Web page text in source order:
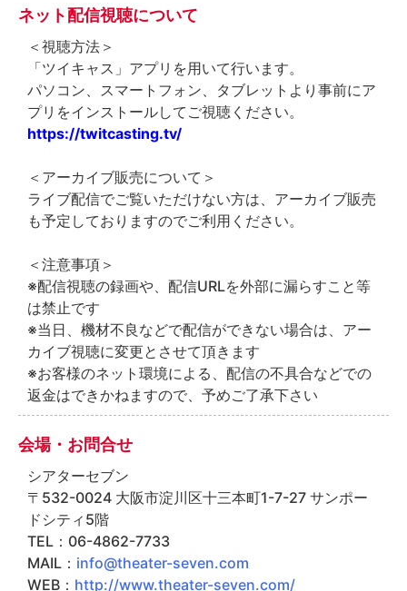
ネット配信視聴について
＜視聴方法＞
「ツイキャス」アプリを用いて行います。
パソコン、スマートフォン、タブレットより事前にア
プリをインストールしてご視聴ください。
https://twitcasting.tv/
＜アーカイブ販売について＞
ライブ配信でご覧いただけない方は、アーカイブ販売
も予定しておりますのでご利用ください。
＜注意事項＞
※配信視聴の録画や、配信URLを外部に漏らすこと等
は禁止です
※当日、機材不良などで配信ができない場合は、アー
カイブ視聴に変更とさせて頂きます
※お客様のネット環境による、配信の不具合などでの
返金はできかねますので、予めご了承下さい
会場・お問合せ
シアターセブン
〒532-0024 大阪市淀川区十三本町1-7-27 サンポー
ドシティ5階
TEL：06-4862-7733
MAIL： info@theater-seven.com
WEB： http://www.theater-seven.com/